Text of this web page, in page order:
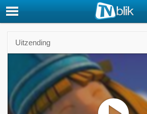
Uitzending